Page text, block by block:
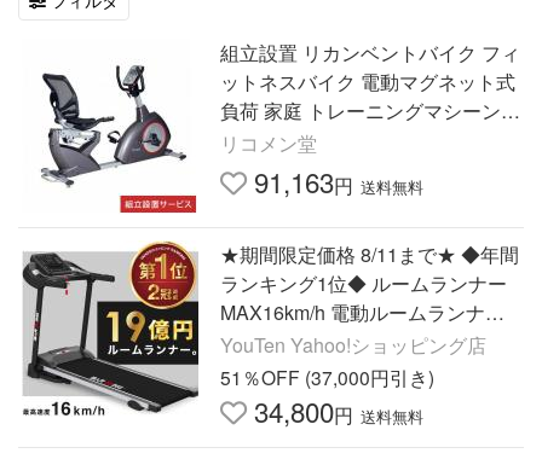
組立設置 リカンベントバイク フィ
ットネスバイク 電動マグネット式
負荷 家庭 トレーニングマシーン
クロストレーナー エリプティカル
リハビリ 代引不可
リコメン堂
91,163円 送料無料
★期間限定価格 8/11まで★ ◆年間
ランキング1位◆ ルームランナー
MAX16km/h 電動ルームランナー
ランニングマシン ウォーキングマ
シン トレッドミル
YouTen Yahoo!ショッピング店
51％OFF (37,000円引き)
34,800円 送料無料